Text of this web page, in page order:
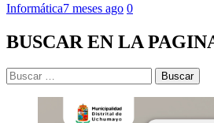
Informática7 meses ago 0
BUSCAR EN LA
Buscar: